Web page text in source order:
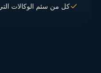
كل من سئم الوكالات